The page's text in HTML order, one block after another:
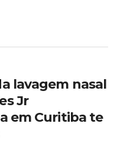
lavagem nasal
Jr
em Curitiba te